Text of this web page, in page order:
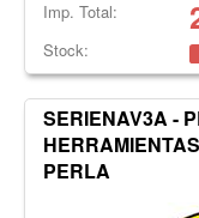
Imp. Total:
Stock:
SERIENAV3A -
PERLA